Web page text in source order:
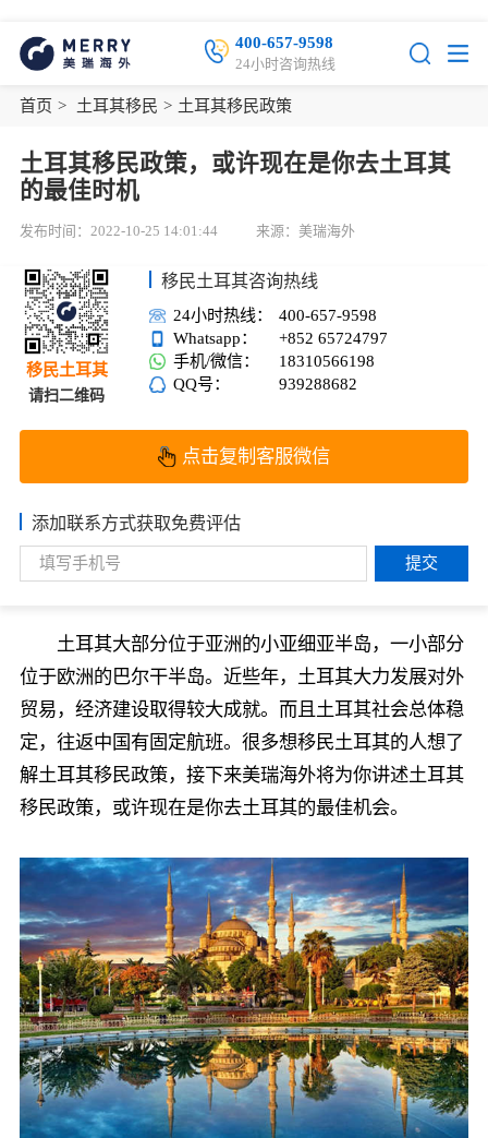
400-657-9598
24小时咨询热线
首页 > 土耳其移民 > 土耳其移民政策
土耳其移民政策，或许现在是你去土耳其
的最佳时机
发布时间：2022-10-25 14:01:44 来源：美瑞海外
移民土耳其
请扫二维码
移民土耳其咨询热线
24小时热线：
400-657-9598
Whatsapp：
+852 65724797
手机/微信：
18310566198
QQ号：
939288682
点击复制客服微信
添加联系方式获取免费评估
提交
土耳其大部分位于亚洲的小亚细亚半岛，一小部分
位于欧洲的巴尔干半岛。近些年，土耳其大力发展对外
贸易，经济建设取得较大成就。而且土耳其社会总体稳
定，往返中国有固定航班。很多想移民土耳其的人想了
解土耳其移民政策，接下来美瑞海外将为你讲述土耳其
移民政策，或许现在是你去土耳其的最佳机会。